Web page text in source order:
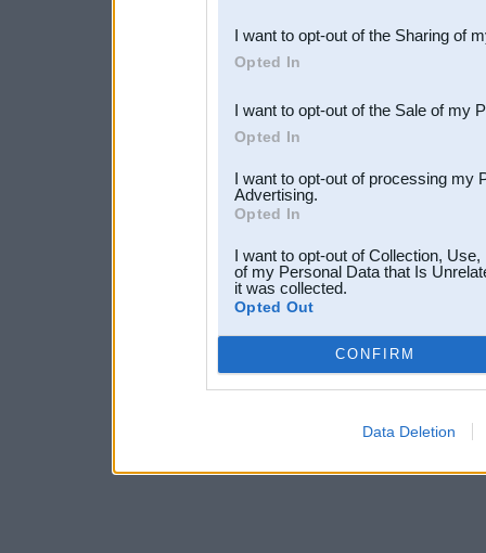
Downstream Participants
third parties.
I want to opt-out of the Sharing of
Opted In
I want to opt-out of the Sale of my
Opted In
I want to opt-out of processing my
Advertising.
Opted In
I want to opt-out of Collection,
of my Personal Data that Is
it was collected.
Opted Out
CONFIRM
Data Deletion